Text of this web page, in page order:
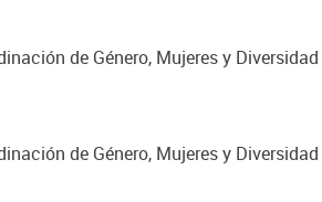
de Género, Mujeres y
de Género, Mujeres y